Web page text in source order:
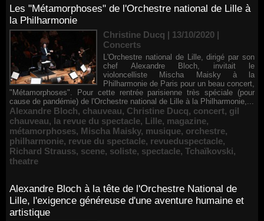
Les "Métamorphoses" de l'Orchestre national de Lille à
la Philharmonie
Christine Ducq | 13/10/2020 |
Concerts
L'Orchestre national de Lille, dirigé par son
chef Alexandre Bloch, invitait le
violoncelliste Mischa Maisky à la
Philharmonie de Paris pour un beau concert,
"Métamorphoses". Pour cette rentrée parisienne très spéciale (pour
cause de pandémie) de l'Orchestre national de Lille à la Philharmonie,...
Alexandre Bloch, chauveau, Christine Ducq, concert, gil
chauveau, la revue du spectacle, Lille, magazine,
métamorphoses, Mischa Maisky, musique, orchestre,
philharmonie, revue du spectacle, revueduspectacle,
Richard Strauss, scene, soliste, spectacle, Tchaïkovski,
theatre
Alexandre Bloch à la tête de l'Orchestre National de
Lille, l'exigence généreuse d'une aventure humaine et
artistique